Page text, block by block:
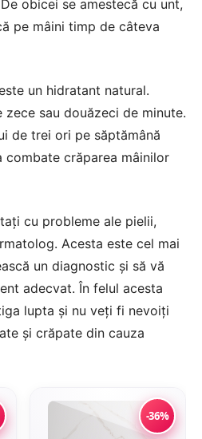
obicei se amestecă cu unt,
pe mâini timp de câteva
un hidratant natural.
sau douăzeci de minute.
de trei ori pe săptămână
combate crăparea mâinilor
cu probleme ale pielii,
Acesta este cel mai
un diagnostic și să vă
adecvat. În felul acesta
lupta și nu veți fi nevoiți
și crăpate din cauza
-36%